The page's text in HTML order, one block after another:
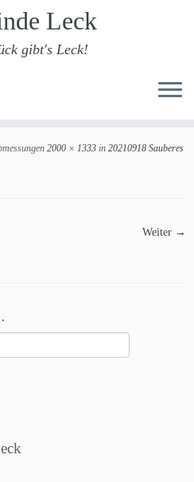
Leck
gibt's Leck!
2000 × 1333 in 20210918 Sauberes
Weiter →